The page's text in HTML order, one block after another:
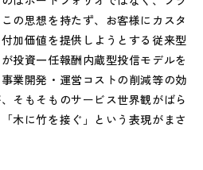
の思想を持たず、お客様にカスタ
加価値を提供しようとする従来型
投資一任報酬内蔵型投信モデルを
業開発・運営コストの削減等の効
そもそものサービス世界観がばら
木に竹を接ぐ」という表現がまさ